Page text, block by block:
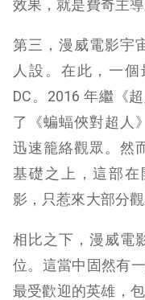
效果，就是費奇主導
第三，漫威電影宇
人設。在此，一
DC。2016 年繼《
了《蝙蝠俠對超人
迅速籠絡觀眾。然
基礎之上，這部
影，只惹來大部分
相比之下，漫威電
位。這當中固然有
最受歡迎的英雄，